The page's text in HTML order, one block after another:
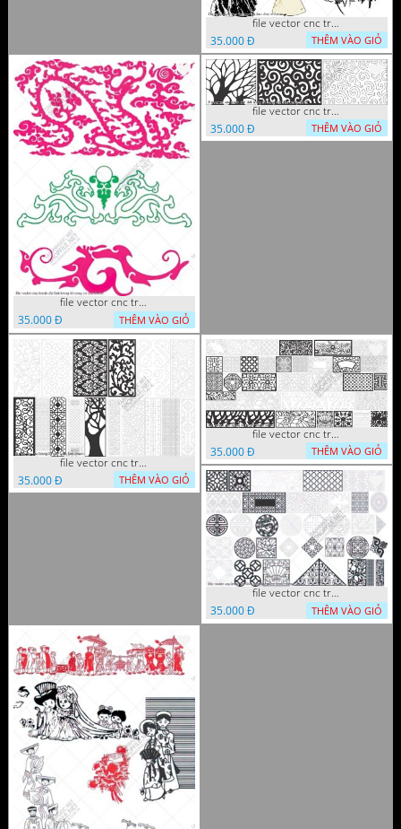
file vector cnc tranh decor co dau chu re
35.000 Đ
THÊM VÀO GIỎ
file vector cnc tranh chi tiet trang tri rong co cnc
35.000 Đ
THÊM VÀO GIỎ
file vector cnc tranh chi tiet trang tri hang rao den trang
35.000 Đ
THÊM VÀO GIỎ
file vector cnc trang tri tranh du loai
35.000 Đ
THÊM VÀO GIỎ
file vector cnc trang tri tranh decor
35.000 Đ
THÊM VÀO GIỎ
file vector cnc trang tri khoi tron tru nghe thuat
35.000 Đ
THÊM VÀO GIỎ